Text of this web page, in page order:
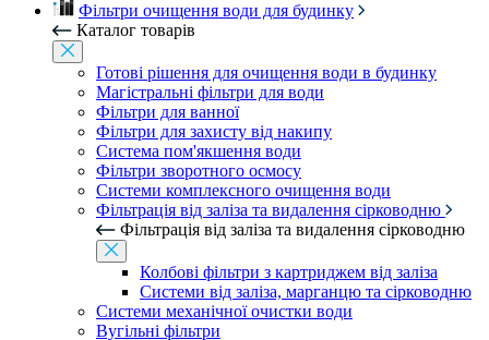
Фільтри очищення води для будинку
Каталог товарів
Готові рішення для очищення води в будинку
Магістральні фільтри для води
Фільтри для ванної
Фільтри для захисту від накипу
Система пом'якшення води
Фільтри зворотного осмосу
Системи комплексного очищення води
Фільтрація від заліза та видалення сірководню
Фільтрація від заліза та видалення сірководню
Колбові фільтри з картриджем від заліза
Системи від заліза, марганцю та сірководню
Системи механічної очистки води
Вугільні фільтри